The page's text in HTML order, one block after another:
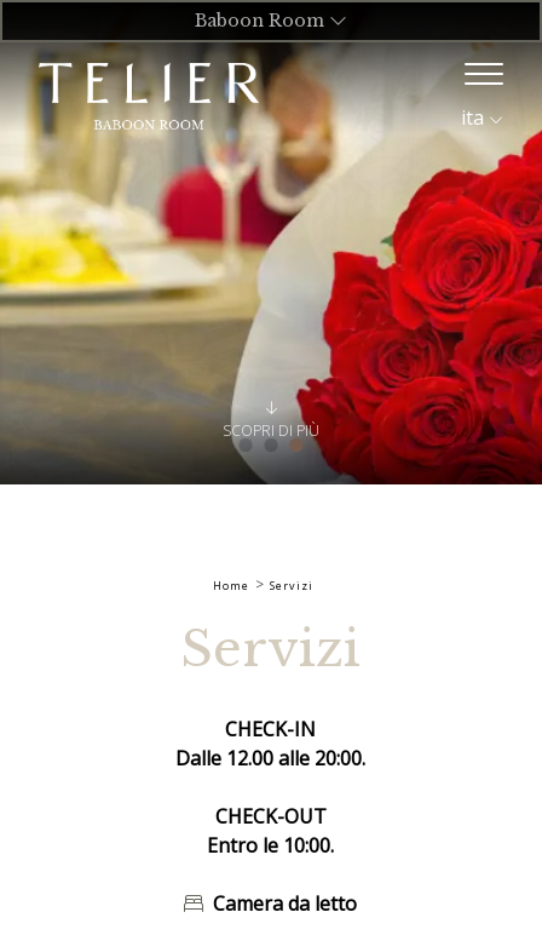
SCOPRI DI PIÙ
ita
Baboon Room
Home Servizi
Servizi
CHECK-IN
Dalle 12.00 alle 20:00.
CHECK-OUT
Entro le 10:00.
Camera da letto